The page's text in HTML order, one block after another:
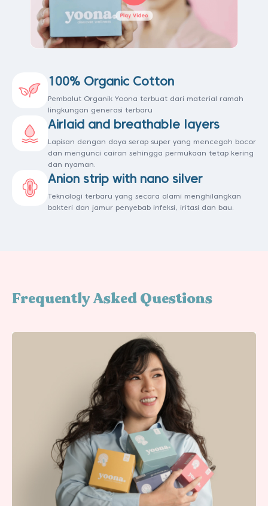
100% Organic Cotton
Pembalut Organik Yoona terbuat dari material ramah
lingkungan generasi terbaru
Airlaid and breathable layers
Lapisan dengan daya serap super yang mencegah bocor
dan mengunci cairan sehingga permukaan tetap kering
dan nyaman.
Anion strip with nano silver
Teknologi terbaru yang secara alami menghilangkan
bakteri dan jamur penyebab infeksi, iritasi dan bau.
Frequently Asked Questions